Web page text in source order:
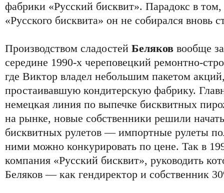
фабрики «Русский бисквит». Парадокс в том,
«Русского бисквита» он не собирался вновь
Производством сладостей Беляков вообще
середине 1990-х череповецкий ремонтно-
где Виктор владел небольшим пакетом
простаивавшую кондитерскую фабрику.
немецкая линия по выпечке бисквитных
на рынке, новые собственники решили
бисквитных рулетов — импортные рулеты
ними можно конкурировать по цене. Так в
компания «Русский бисквит», руководить
Беляков — как гендиректор и собственник